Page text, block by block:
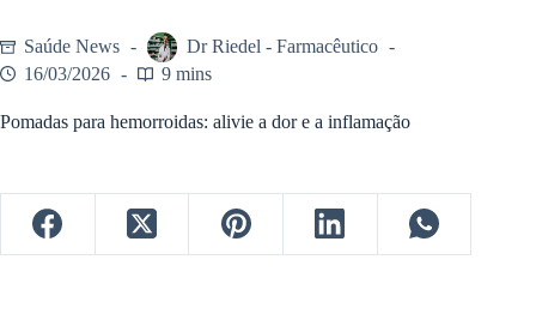
Saúde News
Dr Riedel - Farmacêutico
16/03/2026
9 mins
Pomadas para hemorroidas: alivie a dor e a inflamação